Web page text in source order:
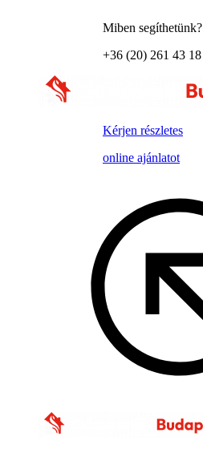
Miben segíthetünk?
+36 (20) 261 43 18
Kérjen részletes
online ajánlatot